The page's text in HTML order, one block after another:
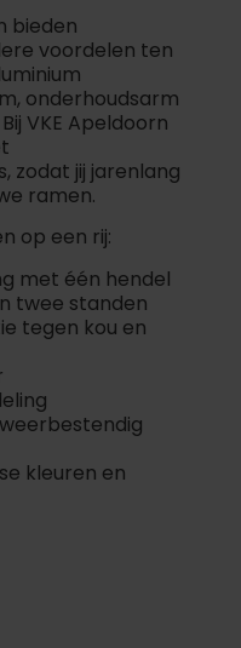
bieden
voordelen ten
onderhoudsarm
VKE Apeldoorn
zodat jij jarenlang
ramen.
op een rij:
met één hendel
twee standen
tegen kou en
kleuren en